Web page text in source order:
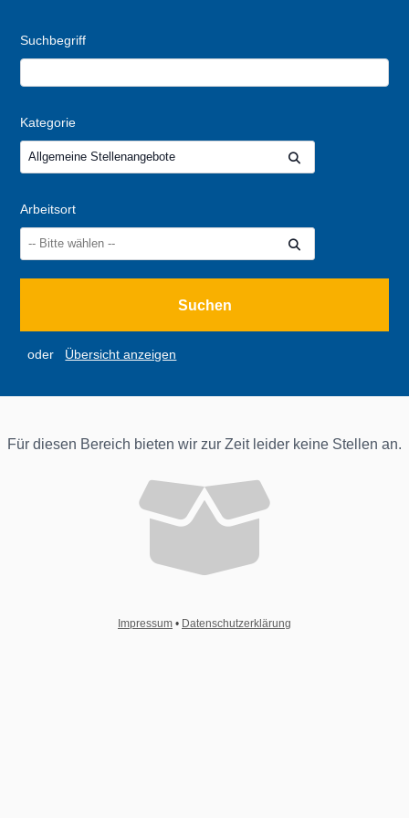
Suchbegriff
Kategorie
Allgemeine Stellenangebote
Arbeitsort
oder Übersicht anzeigen
Für diesen Bereich bieten wir zur Zeit leider keine Stellen an.
Impressum • Datenschutzerklärung